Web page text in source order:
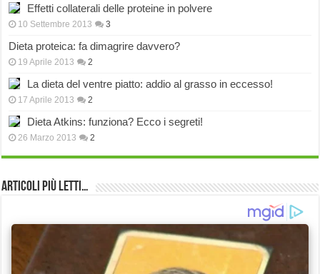
Effetti collaterali delle proteine in polvere
10 Settembre 2013 3
Dieta proteica: fa dimagrire davvero?
19 Aprile 2013 2
La dieta del ventre piatto: addio al grasso in eccesso!
17 Aprile 2013 2
Dieta Atkins: funziona? Ecco i segreti!
26 Marzo 2013 2
Articoli più Letti…